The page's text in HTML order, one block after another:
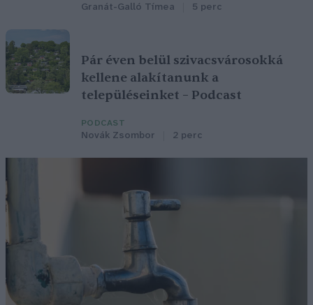
Granát-Galló Tímea 5 perc
Pár éven belül szivacsvárosokká
kellene alakítanunk a
településeinket – Podcast
PODCAST
Novák Zsombor 2 perc